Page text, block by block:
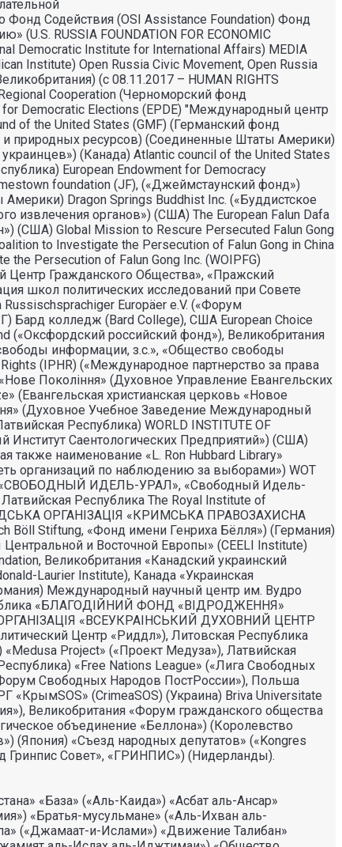
Содействия (OSI Assistance Foundation) Фонд
RUSSIA FOUNDATION FOR ECONOMIC
Democratic Institute for International Affairs) MEDIA
Institute) Open Russia Civic Movement, Open Russia
(с 08.11.2017 – HUMAN RIGHTS
Cooperation (Черноморский фонд
Democratic Elections (EPDE) "Международный центр
of the United States (GMF) (Германский фонд
природных ресурсов) (Соединенные Штаты Америки)
(Канада) Atlantic council of the United States
European Endowment for Democracy
foundation (JF), («Джеймстаунский фонд»)
Dragon Springs Buddhist Inc. («Буддистское
извлечения органов») (США) The European Falun Dafa
(США) Global Mission to Rescure Persecuted Falun Gong
to Investigate the Persecution of Falun Gong in China
Persecution of Falun Gong Inc. (WOIPFG)
Центр Гражданского Общества», «Пражский
школ политических исследований при Совете
Europäer e.V. («Форум
Бард колледж (Bard College), США European Choice
(«Оксфордский российский фонд»), Великобритания
информации, з.с.», «Общество свободы
(IPHR) («Международное партнерство за права
Поколiння» (Духовное Управление Евангельских
(Евангельская христианская церковь «Новое
(Духовное Учебное Заведение Международный
Республика) WORLD INSTITUTE OF
Институт Саентологических Предприятий») (США)
также наименование «L. Ron Hubbard Library»
организаций по наблюдению за выборами») WOT
ИДЕЛЬ-УРАЛ», «Свободный Идель-
Республика The Royal Institute of
ОРГАНIЗАЦIЯ «КРИМСЬКА ПРАВОЗАХИСНА
Stiftung, «Фонд имени Генриха Бёлля») (Германия)
и Восточной Европы» (CEELI Institute)
Великобритания «Канадский украинский
Laurier Institute), Канада «Украинская
Международный научный центр им. Вудро
«БЛАГОДIЙНИЙ ФОНД «ВIДРОДЖЕННЯ»
ОРГАНIЗАЦIЯ «ВСЕУКРАIНСЬКИЙ ДУХОВНИЙ ЦЕНТР
Центр «Риддл»), Литовская Республика
Project» («Проект Медуза»), Латвийская
«Free Nations League» («Лига Свободных
Свободных Народов ПостРоссии»), Польша
«КрымSOS» (CrimeaSOS) (Украина) Briva Universitate
Великобритания «Форум гражданского общества
объединение «Беллона») (Королевство
(Япония) «Съезд народных депутатов» («Kongres
Гринпис Совет», «ГРИНПИС») (Нидерланды).
«База» («Аль-Каида») «Асбат аль-Ансар»
«Братья-мусульмане» («Аль-Ихван аль-
(«Джамаат-и-Ислами») «Движение Талибан»